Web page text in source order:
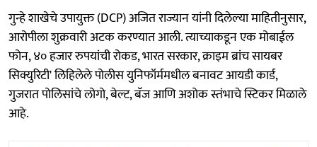
गुन्हे शाखेचे उपायुक्त (DCP) अजित राज्यान यांनी दिलेल्या माहितीनुसार,
आरोपीला शुक्रवारी अटक करण्यात आली. त्याच्याकडून एक मोबाईल
फोन, ४० हजार रुपयांची रोकड, भारत सरकार, क्राइम ब्रांच सायबर
सिक्युरिटी' लिहिलेले पोलीस युनिफॉर्ममधील बनावट आयडी कार्ड,
गुजरात पोलिसांचे लोगो, बेल्ट, बॅज आणि अशोक स्तंभाचे स्टिकर मिळाले
आहे.